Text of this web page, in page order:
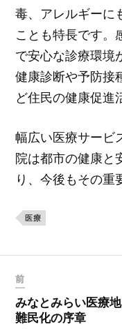
毒、アレルギーに
ことも特長です。
で安心な診療環境
健康診断や予防接
ど住民の健康促進
幅広い医療サービ
院は都市の健康と
り、今後もその重
医療
前
みなとみらい医療
難民化の序章